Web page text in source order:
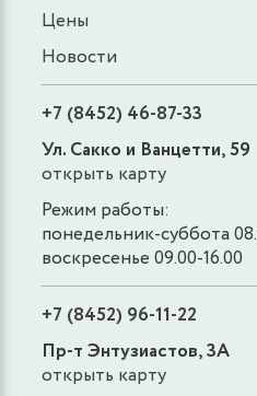
Цены
Новости
+7 (8452) 46-87-33
Ул. Сакко и Ванцетти, 59
открыть карту
Режим работы:
понедельник-суббота
воскресенье 09.00-16.00
+7 (8452) 96-11-22
Пр-т Энтузиастов, 3А
открыть карту